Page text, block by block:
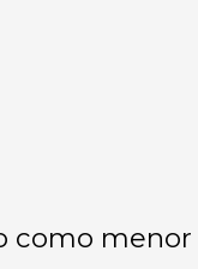
como menor